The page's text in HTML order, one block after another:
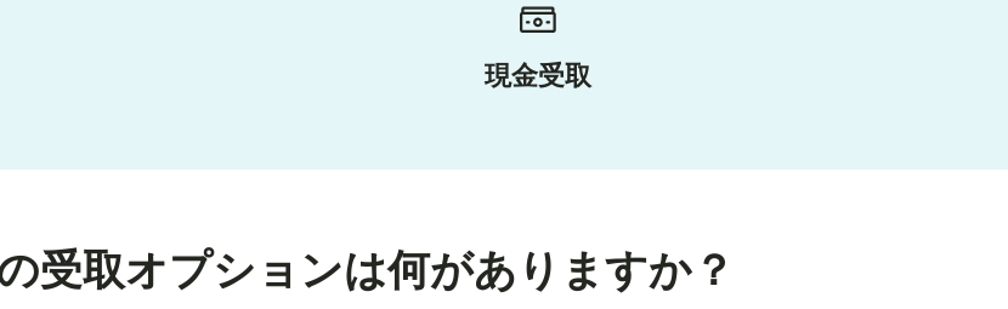
現金受取
受取オプションは何がありますか？